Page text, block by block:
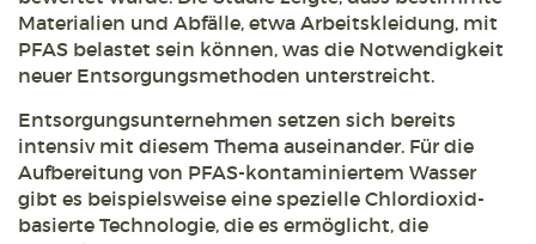
Materialien und Abfälle, etwa Arbeitskleidung, mit
PFAS belastet sein können, was die Notwendigkeit
neuer Entsorgungsmethoden unterstreicht.
Entsorgungsunternehmen setzen sich bereits
intensiv mit diesem Thema auseinander. Für die
Aufbereitung von PFAS-kontaminiertem Wasser
gibt es beispielsweise eine spezielle Chlordioxid-
basierte Technologie, die es ermöglicht, die